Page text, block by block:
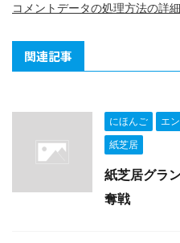
コメントデータの処理方法の詳
関連記事
にほんご エ
紙芝居
紙芝居グラ
奪戦